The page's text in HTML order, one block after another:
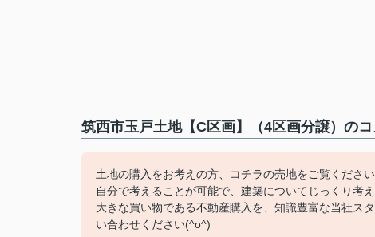
筑西市玉戸土地【C区画】（4区画分譲）の
土地の購入をお考えの方、コチラの売地をご覧くださ
自分で考えることが可能で、建築についてじっくり考
大きな買い物である不動産購入を、知識豊富な当社ス
い合わせください(^o^)